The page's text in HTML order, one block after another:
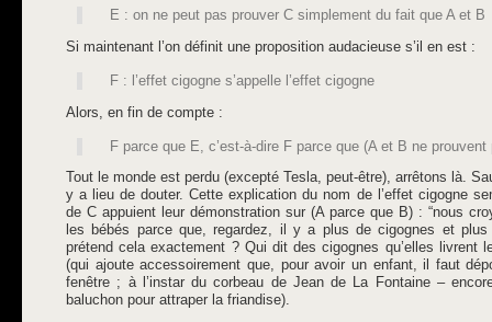
E : on ne peut pas prouver C simplement du fait que A et B
Si maintenant l’on définit une proposition audacieuse s’il en est :
F : l’effet cigogne s’appelle l’effet cigogne
Alors, en fin de compte :
F parce que E, c’est-à-dire F parce que (A et B ne prouvent
Tout le monde est perdu (excepté Tesla, peut-être), arrêtons là.
y a lieu de douter. Cette explication du nom de l’effet cigogne
de C appuient leur démonstration sur (A parce que B) : “nous
les bébés parce que, regardez, il y a plus de cigognes et
prétend cela exactement ? Qui dit des cigognes qu’elles livrent
(qui ajoute accessoirement que, pour avoir un enfant, il faut
fenêtre ; à l’instar du corbeau de Jean de La Fontaine –
baluchon pour attraper la friandise).